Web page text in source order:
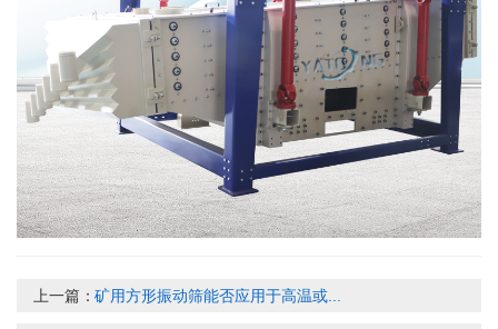
上一篇：矿用方形振动筛能否应用于高温或...